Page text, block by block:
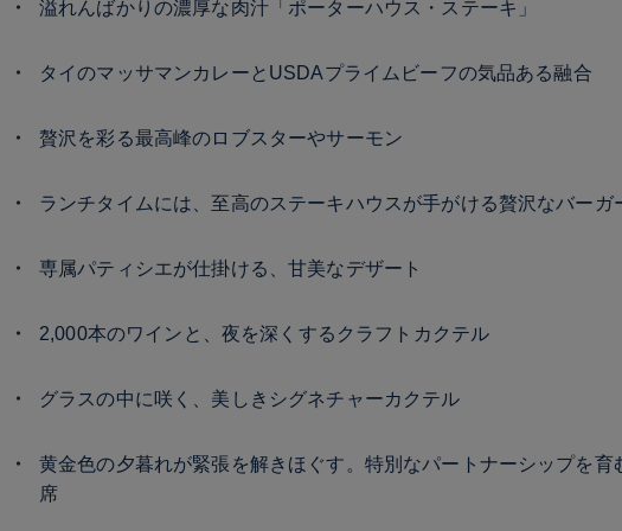
溢れんばかりの濃厚な肉汁「ポーターハウス・ステーキ」
タイのマッサマンカレーとUSDAプライムビーフの気品ある融合
贅沢を彩る最高峰のロブスターやサーモン
ランチタイムには、至高のステーキハウスが手がける贅沢なバーガ
専属パティシエが仕掛ける、甘美なデザート
2,000本のワインと、夜を深くするクラフトカクテル
グラスの中に咲く、美しきシグネチャーカクテル
黄金色の夕暮れが緊張を解きほぐす。特別なパートナーシップを育
席